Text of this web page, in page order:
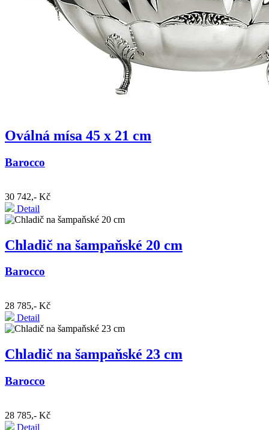
Oválná mísa 45 x 21 cm
Barocco
30 742,- Kč
Detail
Chladič na šampaňské 20 cm
Barocco
28 785,- Kč
Detail
Chladič na šampaňské 23 cm
Barocco
28 785,- Kč
Detail